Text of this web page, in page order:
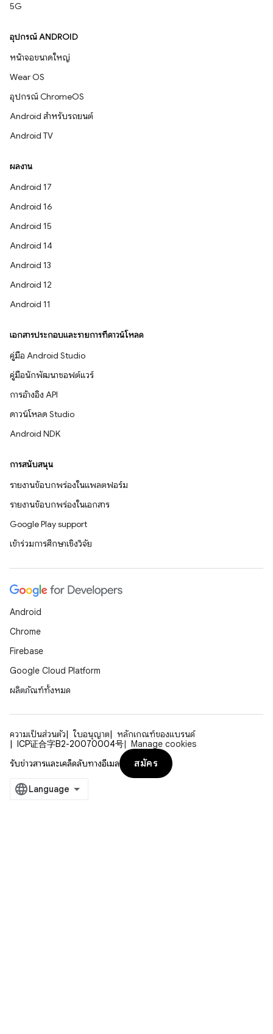
5G
อุปกรณ์ ANDROID
หน้าจอขนาดใหญ่
Wear OS
อุปกรณ์ ChromeOS
Android สำหรับรถยนต์
Android TV
ผลงาน
Android 17
Android 16
Android 15
Android 14
Android 13
Android 12
Android 11
เอกสารประกอบและรายการที่ดาวน์โหลด
คู่มือ Android Studio
คู่มือนักพัฒนาซอฟต์แวร์
การอ้างอิง API
ดาวน์โหลด Studio
Android NDK
การสนับสนุน
รายงานข้อบกพร่องในแพลตฟอร์ม
รายงานข้อบกพร่องในเอกสาร
Google Play support
เข้าร่วมการศึกษาเชิงวิจัย
Android
Chrome
Firebase
Google Cloud Platform
ผลิตภัณฑ์ทั้งหมด
ความเป็นส่วนตัว ใบอนุญาต
หลักเกณฑ์ของแบรนด์
ICP证合字B2-20070004号
Manage cookies
รับข่าวสารและเคล็ดลับทางอีเมล
สมัคร